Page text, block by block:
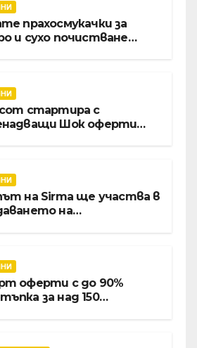
прахосмукачки за
и сухо почистване
стартира с
Шок оферти
на Sirma ще участва в
на
оферти с до 90%
за над 150